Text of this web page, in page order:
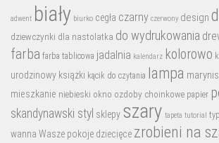
adwent biały biurko cegła czarny czerwony design
dziewczynki dla nastolatka do wydrukowania
farba farba tablicowa jadalnia kalendarz kolorowo
urodzinowy książki kącik do czytania lampa
mieszkanie niebieski okno ozdoby choinkowe papier
skandynawski styl sklepy szary tapeta tutorial
wanna Wasze pokoje dziecięce zrobieni na